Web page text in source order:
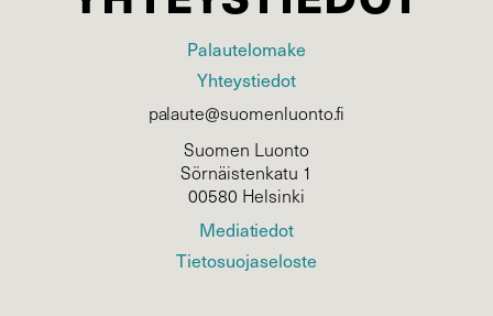
Palautelomake
Yhteystiedot
palaute@suomenluonto.fi
Suomen Luonto
Sörnäistenkatu 1
00580 Helsinki
Mediatiedot
Tietosuojaseloste